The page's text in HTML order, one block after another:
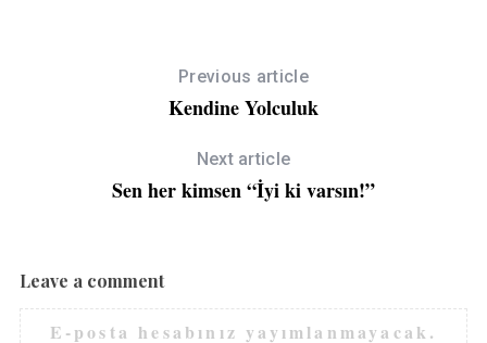
Previous article
Kendine Yolculuk
Next article
Sen her kimsen “İyi ki varsın!”
Leave a comment
E-posta hesabınız yayımlanmayacak.